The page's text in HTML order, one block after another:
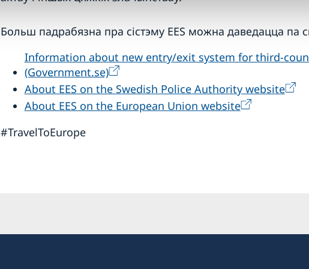
Больш падрабязна пра сістэму EES можна даведацца па
Information about new entry/exit system for third-
(Government.se)
About EES on the Swedish Police Authority website
About EES on the European Union website
#TravelToEurope